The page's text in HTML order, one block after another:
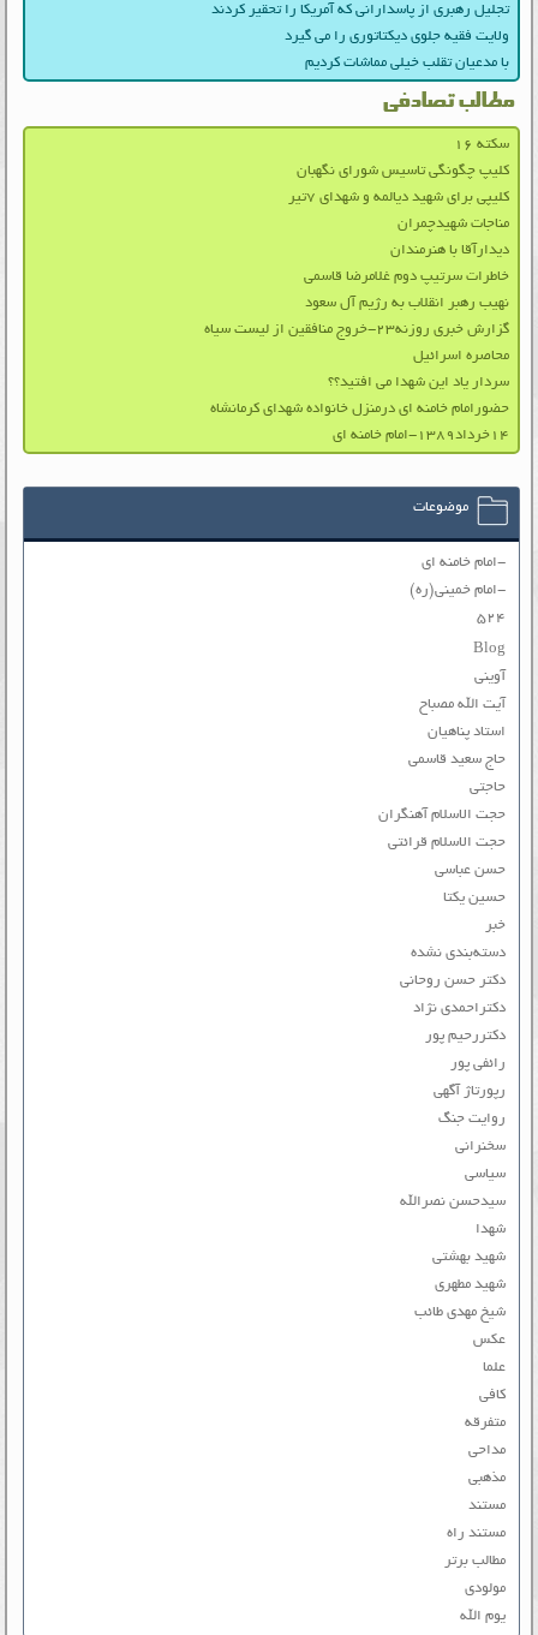
تجلیل رهبری از پاسدارانی که آمریکا را تحقیر کردند
ولایت فقیه جلوی دیکتاتوری را می گیرد
با مدعیان تقلب خیلی مماشات کردیم
مطالب تصادفی
سکته ۱۶
کلیپ چگونگی تاسیس شورای نگهبان
کلیپی برای شهید دیالمه و شهدای ۷تیر
مناجات شهیدچمران
دیدارآقا با هنرمندان
خاطرات سرتیپ دوم غلامرضا قاسمی
نهیب رهبر انقلاب به رژیم آل سعود
گزارش خبری روزنه۲۳-خروج منافقین از لیست سیاه
محاصره اسرائیل
سردار یاد این شهدا می افتید؟؟
حضورامام خامنه ای درمنزل خانواده شهدای کرمانشاه
۱۴خرداد۱۳۸۹-امام خامنه ای
موضوعات
-امام خامنه ای
-امام خمینی(ره)
۵۲۴
Blog
آوینی
آیت الله مصباح
استاد پناهیان
حاج سعید قاسمی
حاجتی
حجت الاسلام آهنگران
حجت الاسلام قرائتی
حسن عباسی
حسین یکتا
خبر
دسته‌بندی نشده
دکتر حسن روحانی
دکتراحمدی نژاد
دکتررحیم پور
رائفی پور
رپورتاژ آگهی
روایت جنگ
سخنرانی
سیاسی
سیدحسن نصرالله
شهدا
شهید بهشتی
شهید مطهری
شیخ مهدی طائب
عکس
علما
کافی
متفرقه
مداحی
مذهبی
مستند
مستند راه
مطالب برتر
مولودی
یوم الله